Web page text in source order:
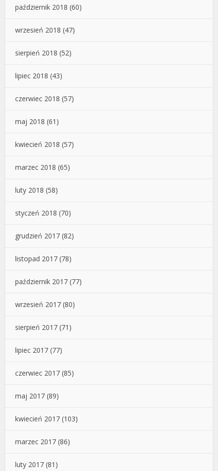
październik 2018 (60)
wrzesień 2018 (47)
sierpień 2018 (52)
lipiec 2018 (43)
czerwiec 2018 (57)
maj 2018 (61)
kwiecień 2018 (57)
marzec 2018 (65)
luty 2018 (58)
styczeń 2018 (70)
grudzień 2017 (82)
listopad 2017 (78)
październik 2017 (77)
wrzesień 2017 (80)
sierpień 2017 (71)
lipiec 2017 (77)
czerwiec 2017 (85)
maj 2017 (89)
kwiecień 2017 (103)
marzec 2017 (86)
luty 2017 (81)